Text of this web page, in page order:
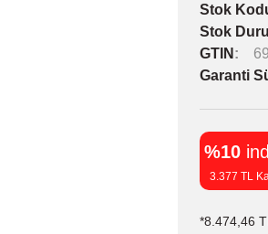
Stok
Stok
GTIN
Garanti
%10
3.377 TL
*8.474,46